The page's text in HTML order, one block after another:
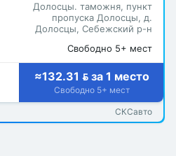
Долосцы. таможня, пункт
пропуска Долосцы, д.
Долосцы, Себежский р-н
Свободно 5+ мест
≈132.31  за 1 место
Свободно 5+ мест
СКСавто